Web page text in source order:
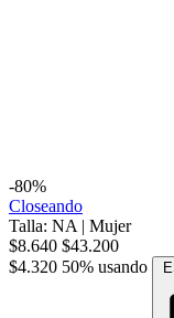
-80%
Closeando
Talla: NA | Mujer
$8.640 $43.200
$4.320 50% usando